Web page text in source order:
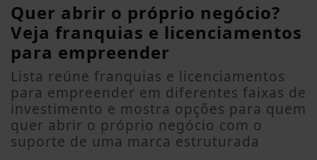
Quer abrir o próprio negócio?
Veja franquias e licenciamentos
para empreender
Lista reúne franquias e licenciamentos
para empreender em diferentes faixas de
investimento e mostra opções para quem
quer abrir o próprio negócio com o
suporte de uma marca estruturada